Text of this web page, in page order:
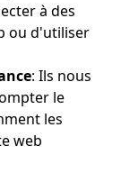
à des
ou d'utiliser
: Ils nous
le
les
web